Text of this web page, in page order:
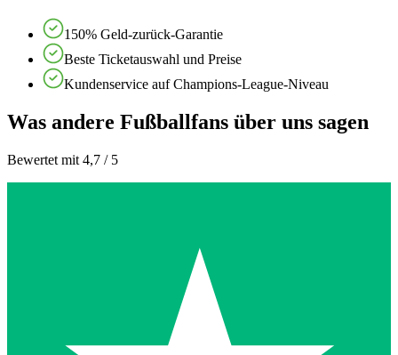
150% Geld-zurück-Garantie
Beste Ticketauswahl und Preise
Kundenservice auf Champions-League-Niveau
Was andere Fußballfans über uns sagen
Bewertet mit 4,7 / 5